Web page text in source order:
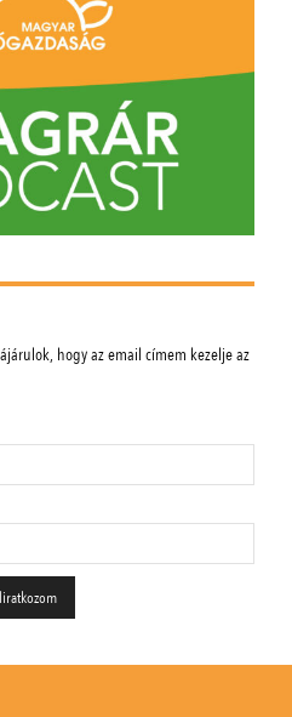
hogy az email címem kezelje az